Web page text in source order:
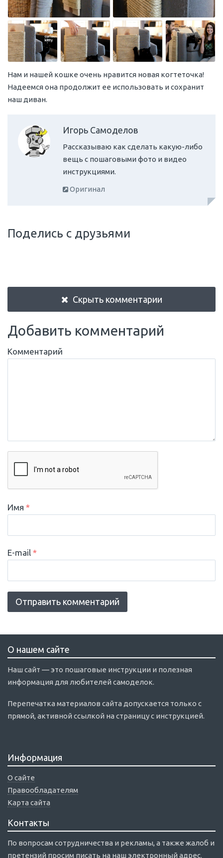
Нам и нашей кошке очень нравится новая когтеточка!
Надеемся она продолжит ее использовать и сохранит
наш диван.
Игорь Самоделов
Рассказываю как сделать какую-либо
вещь с пошаговыми фото и видео
инструкциями.
Оригинал
Поделись с друзьями
Скрыть комментарии
Добавить комментарий
Комментарий
Имя *
E-mail *
О нашем сайте
Наш сайт — это пошаговые инструкции и полезная
информация для любителей самоделок.
Перепечатка материалов сайта допускается только с
прямой, активной ссылкой на страницу с инструкцией.
Информация
О сайте
Правообладателям
Карта сайта
Контакты
По вопросам сотрудничества и рекламы, а также жалоб и
претензий просим писать на наш электронный адрес.